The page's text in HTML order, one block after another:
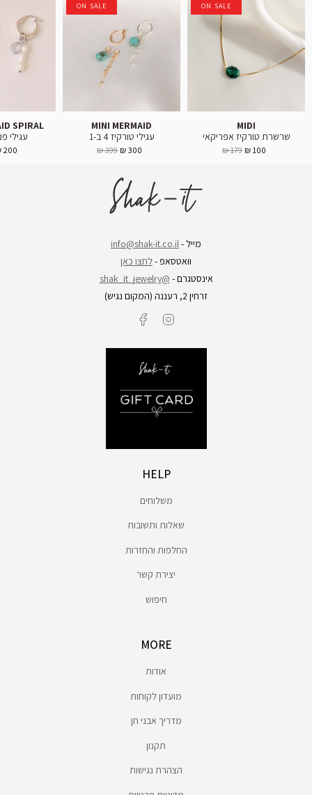
ON SALE
MIDI
שרשרת טורקיז אפריקאי
100 ₪
179 ₪
ON SALE
MINI MERMAID
עגילי טורקיז 4 ב-1
300 ₪
399 ₪
SPIRAL
עגילי
200 ₪
מייל - info@shak-it.co.il
וואטסאפ -לחצו כאן
אינסטגרם - @shak_it_jewelry
זרחין 2, רעננה (המקום נגיש)
Instagram
HELP
משלוחים
שאלות ותשובות
החלפות והחזרות
יצירת קשר
חיפוש
MORE
אודות
מועדון לקוחות
מדריך אבני חן
תקנון
הצהרת נגישות